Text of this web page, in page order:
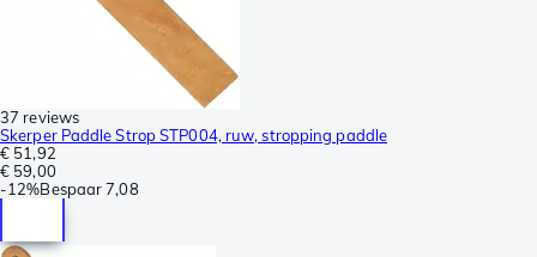
37 reviews
Skerper Paddle Strop STP004, ruw, stropping paddle
€ 51,92
€ 59,00
-12%Bespaar 7,08